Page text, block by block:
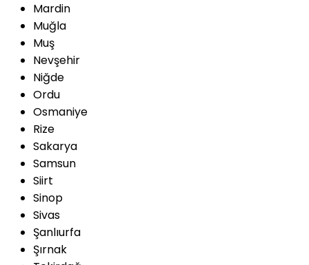
Mardin
Muğla
Muş
Nevşehir
Niğde
Ordu
Osmaniye
Rize
Sakarya
Samsun
Siirt
Sinop
Sivas
Şanlıurfa
Şırnak